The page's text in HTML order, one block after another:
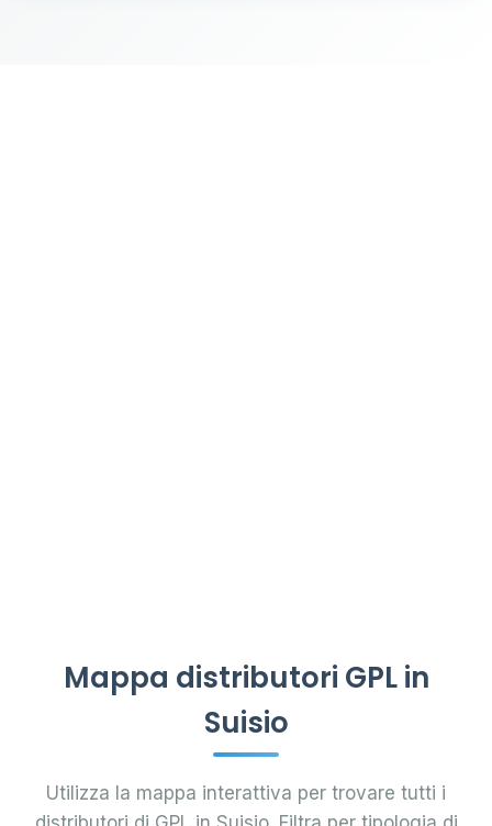
Mappa distributori GPL in
Suisio
Utilizza la mappa interattiva per trovare tutti i